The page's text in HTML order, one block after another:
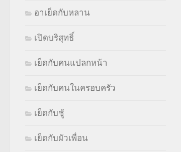
อาเย็ดกับหลาน
เปิดบริสุทธิ์
เย็ดกับคนแปลกหน้า
เย็ดกับคนในครอบครัว
เย็ดกับชู้
เย็ดกับผัวเพื่อน